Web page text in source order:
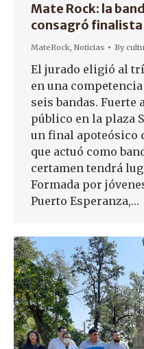
Mate Rock: la
consagró
MateRock, Noticias By
El jurado eligió al
en una
seis bandas. Fuerte
público en la plaza
un final apoteósico
que actuó como
certamen tendrá
Formada por
Puerto Esperanza,…